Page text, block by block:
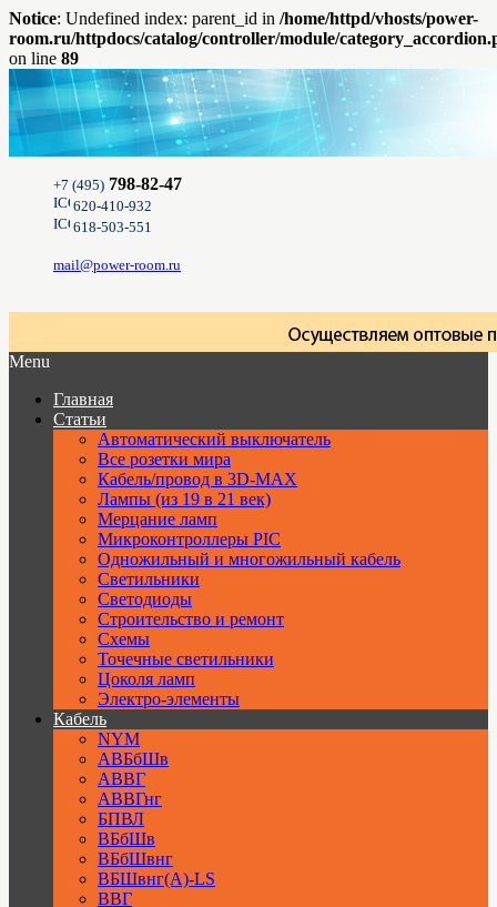
Notice: Undefined index: parent_id in /home/httpd/vhosts/power-
room.ru/httpdocs/catalog/controller/module/
on line 89
+7 (495) 798-82-47
620-410-932
618-503-551
mail@power-room.ru
Menu
Главная
Статьи
Автоматический выключатель
Все розетки мира
Кабель/провод в 3D-MAX
Лампы (из 19 в 21 век)
Мерцание ламп
Микроконтроллеры PIC
Одножильный и многожильный кабель
Светильники
Светодиоды
Строительство и ремонт
Схемы
Точечные светильники
Цоколя ламп
Электро-элементы
Кабель
NYM
АВБбШв
АВВГ
АВВГнг
БПВЛ
ВБбШв
ВБбШвнг
ВБШвнг(А)-LS
ВВГ